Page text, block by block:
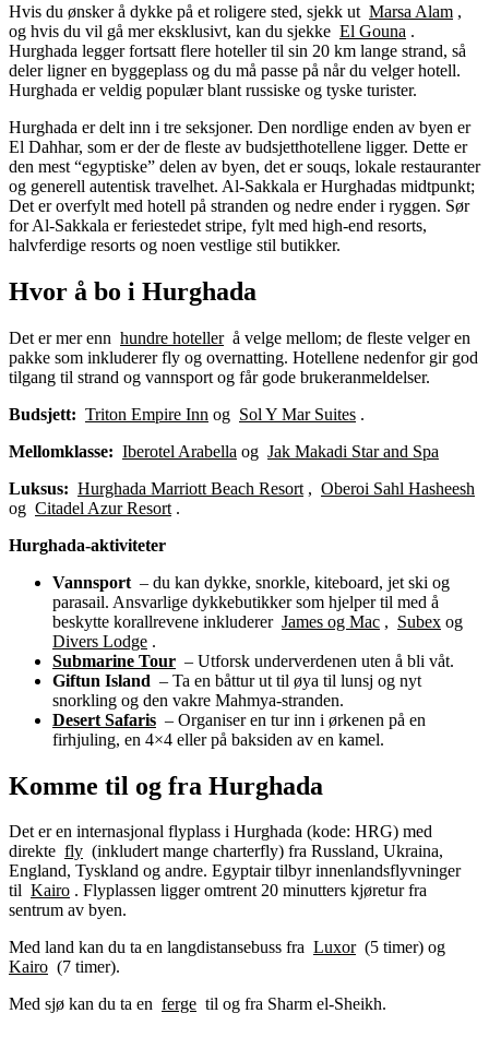
Hvis du ønsker å dykke på et roligere sted, sjekk ut Marsa Alam ,
og hvis du vil gå mer eksklusivt, kan du sjekke El Gouna .
Hurghada legger fortsatt flere hoteller til sin 20 km lange strand, så
deler ligner en byggeplass og du må passe på når du velger hotell.
Hurghada er veldig populær blant russiske og tyske turister.
Hurghada er delt inn i tre seksjoner. Den nordlige enden av byen er
El Dahhar, som er der de fleste av budsjetthotellene ligger. Dette er
den mest “egyptiske” delen av byen, det er souqs, lokale restauranter
og generell autentisk travelhet. Al-Sakkala er Hurghadas midtpunkt;
Det er overfylt med hotell på stranden og nedre ender i ryggen. Sør
for Al-Sakkala er feriestedet stripe, fylt med high-end resorts,
halvferdige resorts og noen vestlige stil butikker.
Hvor å bo i Hurghada
Det er mer enn hundre hotellerå velge mellom; de fleste velger en
pakke som inkluderer fly og overnatting. Hotellene nedenfor gir god
tilgang til strand og vannsport og får gode brukeranmeldelser.
Budsjett: Triton Empire Inn og Sol Y Mar Suites .
Mellomklasse: Iberotel Arabella og Jak Makadi Star and Spa
Luksus: Hurghada Marriott Beach Resort , Oberoi Sahl Hasheesh
og Citadel Azur Resort .
Hurghada-aktiviteter
Vannsport – du kan dykke, snorkle, kiteboard, jet ski og
parasail. Ansvarlige dykkebutikker som hjelper til med å
beskytte korallrevene inkluderer James og Mac , Subex og
Divers Lodge .
Submarine Tour – Utforsk underverdenen uten å bli våt.
Giftun Island – Ta en båttur ut til øya til lunsj og nyt
snorkling og den vakre Mahmya-stranden.
Desert Safaris – Organiser en tur inn i ørkenen på en
firhjuling, en 4×4 eller på baksiden av en kamel.
Komme til og fra Hurghada
Det er en internasjonal flyplass i Hurghada (kode: HRG) med
direkte fly (inkludert mange charterfly) fra Russland, Ukraina,
England, Tyskland og andre. Egyptair tilbyr innenlandsflyvninger
til Kairo . Flyplassen ligger omtrent 20 minutters kjøretur fra
sentrum av byen.
Med land kan du ta en langdistansebuss fra Luxor(5 timer) og
Kairo (7 timer).
Med sjø kan du ta en ferge til og fra Sharm el-Sheikh.